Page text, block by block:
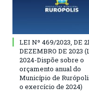
LEI Nº 469/2023, DE
DEZEMBRO DE 2023
2024-Dispõe sobre o
orçamento anual do
Município de
o exercício de 2024)